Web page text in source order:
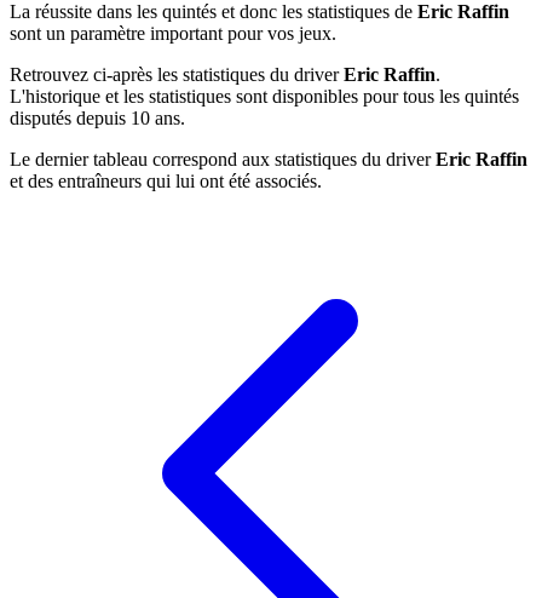
La réussite dans les quintés et donc les statistiques de Eric Raffin
sont un paramètre important pour vos jeux.
Retrouvez ci-après les statistiques du driverEric Raffin.
L'historique et les statistiques sont disponibles pour tous les quintés
disputés depuis 10 ans.
Le dernier tableau correspond aux statistiques du driverEric Raffin
et des entraîneurs qui lui ont été associés.